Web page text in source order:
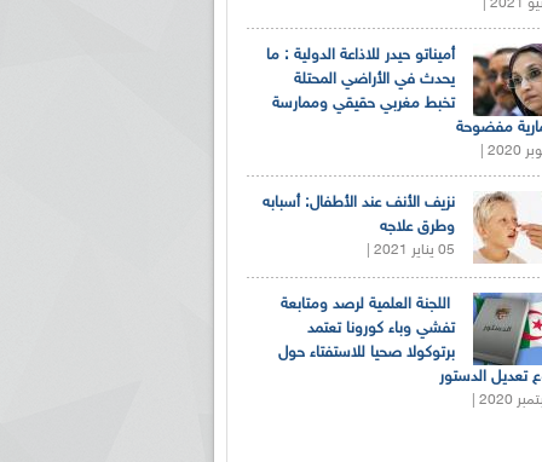
أميناتو حيدر للاذاعة الدولية : ما
يحدث في الأراضي المحتلة
تخبط مغربي حقيقي وممارسة
مفضوحة
نزيف الأنف عند الأطفال: أسبابه
وطرق علاجه
05 يناير 2021 |
اللجنة العلمية لرصد ومتابعة
تفشي وباء كورونا تعتمد
برتوكولا صحيا للاستفتاء حول
تعديل الدستور